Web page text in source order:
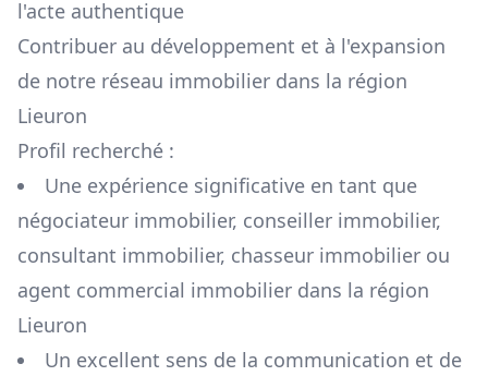
l'acte authentique
Contribuer au développement et à l'expansion
de notre réseau immobilier dans la région
Lieuron
Profil recherché :
Une expérience significative en tant que
négociateur immobilier, conseiller immobilier,
consultant immobilier, chasseur immobilier ou
agent commercial immobilier dans la région
Lieuron
Un excellent sens de la communication et de